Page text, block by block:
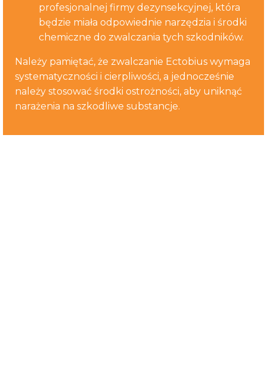
profesjonalnej firmy dezynsekcyjnej, która
będzie miała odpowiednie narzędzia i środki
chemiczne do zwalczania tych szkodników.
Należy pamiętać, że zwalczanie Ectobius wymaga
systematyczności i cierpliwości, a jednocześnie
należy stosować środki ostrożności, aby uniknąć
narażenia na szkodliwe substancje.